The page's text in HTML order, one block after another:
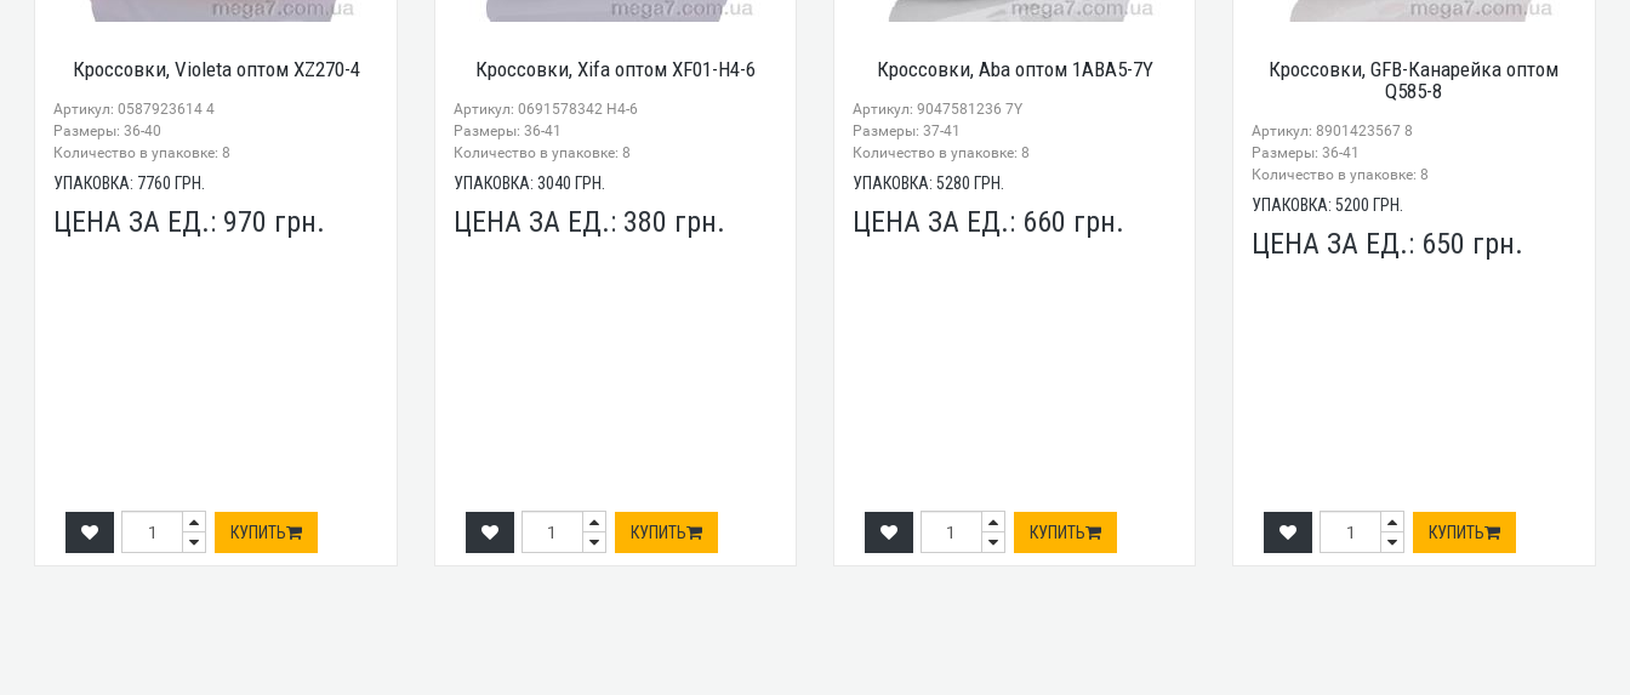
Кроссовки, Violeta оптом XZ270-4
Артикул: 0587923614 4
Размеры: 36-40
Количество в упаковке: 8
УПАКОВКА: 7760 ГРН.
ЦЕНА ЗА ЕД.: 970 грн.
КУПИТЬ
Кроссовки, Xifa оптом XF01-H4-6
Артикул: 0691578342 H4-6
Размеры: 36-41
Количество в упаковке: 8
УПАКОВКА: 3040 ГРН.
ЦЕНА ЗА ЕД.: 380 грн.
КУПИТЬ
Кроссовки, Aba оптом 1ABA5-7Y
Артикул: 9047581236 7Y
Размеры: 37-41
Количество в упаковке: 8
УПАКОВКА: 5280 ГРН.
ЦЕНА ЗА ЕД.: 660 грн.
КУПИТЬ
Кроссовки, GFB-Канарейка оптом
Q585-8
Артикул: 8901423567 8
Размеры: 36-41
Количество в упаковке: 8
УПАКОВКА:5200 ГРН.
ЦЕНА ЗА ЕД.: 650 грн.
КУПИТЬ